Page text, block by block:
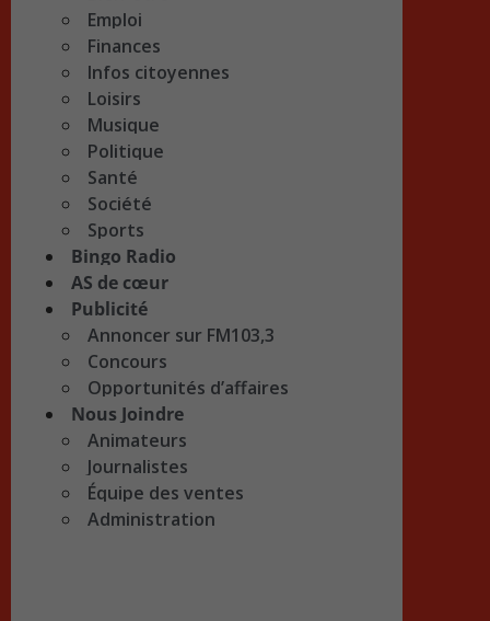
Emploi
Finances
Infos citoyennes
Loisirs
Musique
Politique
Santé
Société
Sports
Bingo Radio
AS de cœur
Publicité
Annoncer sur FM103,3
Concours
Opportunités d’affaires
Nous Joindre
Animateurs
Journalistes
Équipe des ventes
Administration